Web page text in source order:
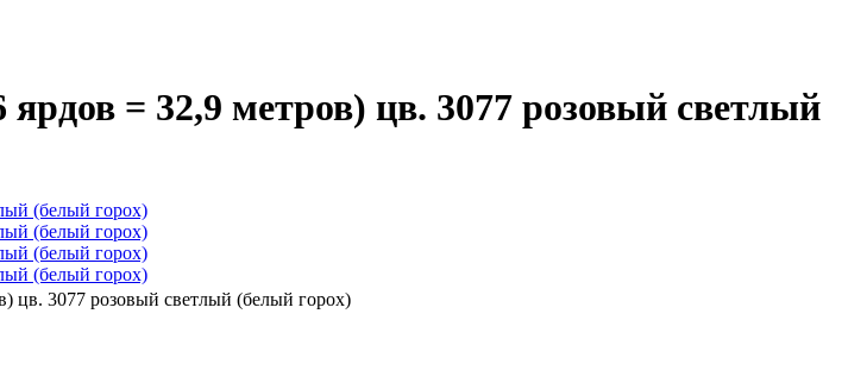
= 32,9 метров) цв. 3077 розовый светлый
цв. 3077 розовый светлый (белый горох)